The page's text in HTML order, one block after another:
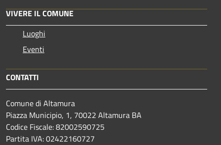
VIVERE IL COMUNE
Luoghi
Eventi
CONTATTI
Comune di Altamura
Piazza Municipio, 1, 70022 Altamura BA
Codice Fiscale: 82002590725
Partita IVA: 02422160727